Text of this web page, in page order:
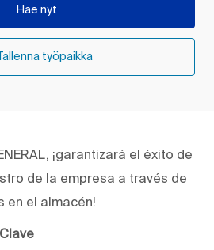
Hae nyt
työpaikka
¡garantizará el éxito de
de la empresa a través de
en el almacén!